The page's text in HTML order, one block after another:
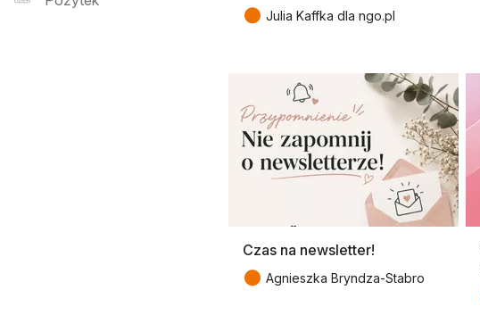
● Julia Kaffka dla ngo.pl
Czas na newsletter!
● Agnieszka Bryndza-Stabro